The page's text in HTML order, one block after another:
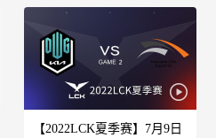
【2022LCK夏季赛】7月9日